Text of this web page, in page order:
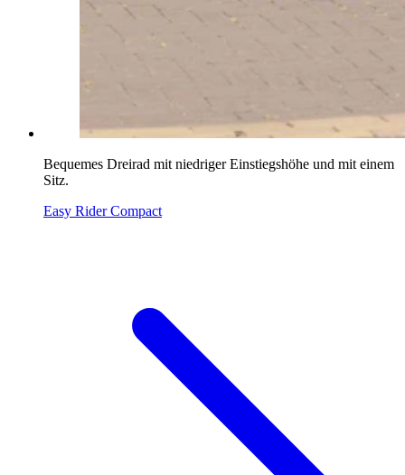
Bequemes Dreirad mit niedriger Einstiegshöhe und mit einem
Sitz.
Easy Rider Compact